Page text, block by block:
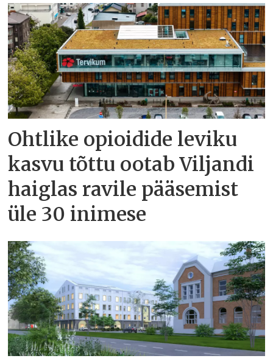
Ohtlike opioidide leviku
kasvu tõttu ootab Viljandi
haiglas ravile pääsemist
üle 30 inimese